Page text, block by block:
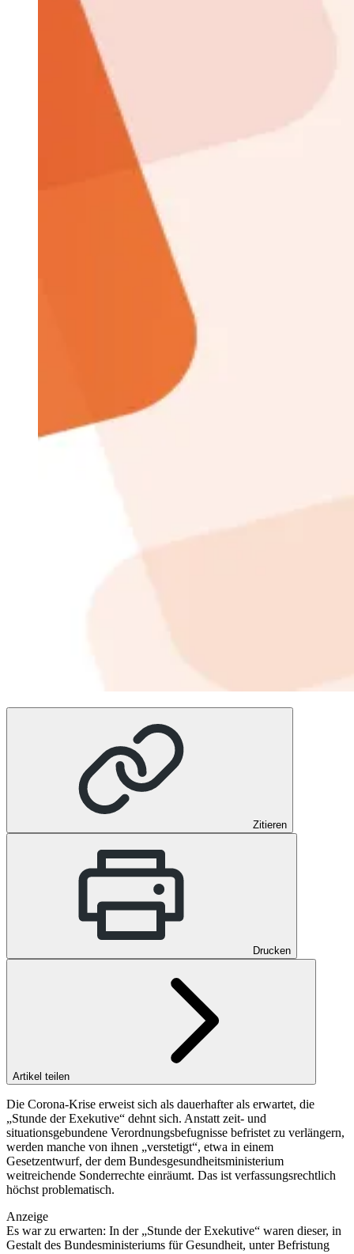
Zitieren
Drucken
Artikel teilen
Die Corona-Krise erweist sich als dauerhafter als erwartet, die
„Stunde der Exekutive“ dehnt sich. Anstatt zeit- und
situationsgebundene Verordnungsbefugnisse befristet zu verlängern,
werden manche von ihnen „verstetigt“, etwa in einem
Gesetzentwurf, der dem Bundesgesundheitsministerium
weitreichende Sonderrechte einräumt. Das ist verfassungsrechtlich
höchst problematisch.
Anzeige
Es war zu erwarten: In der „Stunde der Exekutive“ waren dieser, in
Gestalt des Bundesministeriums für Gesundheit, unter Befristung